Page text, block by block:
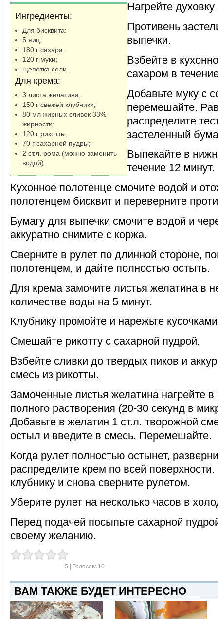
Ингредиенты:
Для бисквита:
5 яиц;
180 г сахара;
120 г муки;
щепотка соли.
Для крема:
3 листа желатина;
150 г свежей клубники;
80 мл жирных сливок 33%
жирности;
120 г рикотты;
70 г сахарной пудры;
2 ст.л. рома (можно заменить
водой).
Нагрейте
Противень
выпечки.
Взбейте в
сахаром в
Добавьте муку с
перемешайте.
распределите
застеленный
Выпекайте в
течение 12 минут.
Кухонное полотенце смочите водой и
полотенцем бисквит и переверните
Бумагу для выпечки смочите водой и
аккуратно снимите с коржа.
Сверните в рулет по длинной стороне,
полотенцем, и дайте полностью остыть.
Для крема замочите листья желатина в
количестве воды на 5 минут.
Клубнику промойте и нарежьте
Смешайте рикотту с сахарной пудрой.
Взбейте сливки до твердых пиков и
смесь из рикотты.
Замоченные листья желатина нагрейте
полного растворения (20-30 секунд в
Добавьте в желатин 1 ст.л. творожной
остыл и введите в смесь. Перемешайте.
Когда рулет полностью остынет,
распределите крем по всей
клубнику и снова сверните рулетом.
Уберите рулет на несколько часов в
Перед подачей посыпьте сахарной
своему желанию.
5 | Голосов: 10
ВАМ ТАКЖЕ БУДЕТ ИНТЕРЕСНО